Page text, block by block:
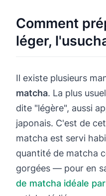
Comment
léger,
Il existe plusieurs
matcha. La plus
dite "légère", aussi
japonais. C'est de
matcha est servi
quantité de matcha
gorgées — pour en
de matcha idéale